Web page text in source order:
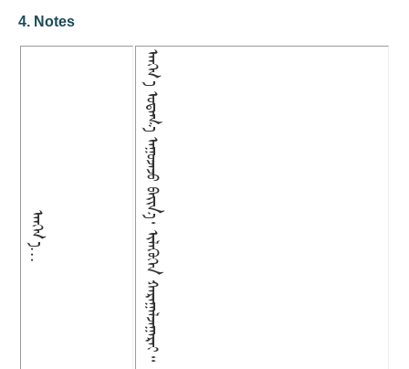
4. Notes
ᠠᠩᠬ᠎ᠠ... ᠠᠩᠬ᠎ᠠ ᠣᠳᠠᠭ᠎ᠠ ᠠᠭᠣᠵᠠᠵᠤ ᠪᠠᠢᠨ᠎ᠠ᠂ ᠢᠯᠡᠭᠦᠭᠡᠨ ᠬᠠᠷᠠᠭᠠᠯᠵᠠᠭᠠᠷᠠᠢ᠃